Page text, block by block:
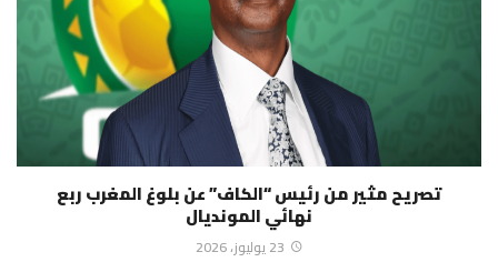
تصريح مثير من رئيس “الكاف” عن بلوغ المغرب ربع
نهائي المونديال
23 يوليوز، 2026